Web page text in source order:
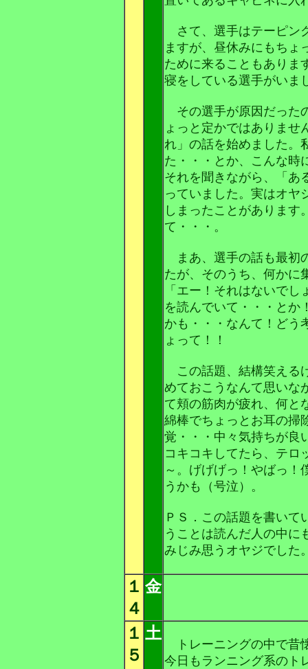
さて、選手はテーピン
ますが、昼休みにもちょ
ために来ることもありま
寝をしている選手がいま
その選手が原因だった
ょっと定かではありませ
れ」の話を始めました。
た・・・とか、こんな時
それを聞きながら、「あ
っていました。実はオヤ
しまったことがあります
て・・・。
まあ、選手の話も最初
たが、そのうち、何かに
「エー！それはないで
を読んでいて・・・とか
かも・・・なんて！どう
ょって！！
この話題、結構笑える
めておこうなんて思いな
て頬の筋肉が疲れ、何と
綿棒でちょっとお耳の掃
覚・・・中々気持ちが良
コキコキしてたら、テロ
～。げげげっ！やばっ！
うかも（号泣）。
ＰＳ．この話題を書いて
うことは読んだ人の中に
みじみ思うオヤジでした
１
４
金
１
５
土
トレーニングの中で昔
今日もランニング系のト